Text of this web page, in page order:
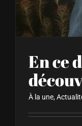
En ce
À la une,